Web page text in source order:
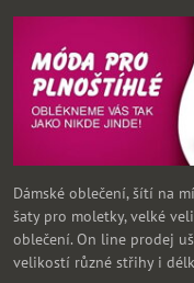
Dámské oblečení, šítí na
šaty pro moletky, velké
oblečení. On line prodej
velikostí různé střihy i